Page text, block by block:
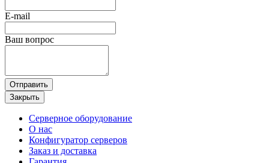
E-mail
Ваш вопрос
Отправить
Закрыть
Серверное оборудование
О нас
Конфигуратор серверов
Заказ и доставка